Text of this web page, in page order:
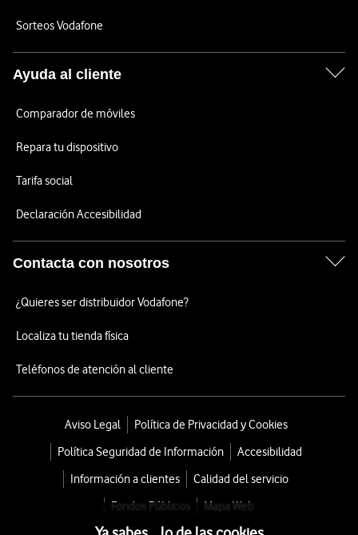
Sorteos Vodafone
Ayuda al cliente
Comparador de móviles
Repara tu dispositivo
Tarifa social
Declaración Accesibilidad
Contacta con nosotros
¿Quieres ser distribuidor Vodafone?
Localiza tu tienda física
Teléfonos de atención al cliente
Aviso Legal
Política de Privacidad y Cookies
Política Seguridad de Información
Accesibilidad
Información a clientes
Calidad del servicio
Fondos Públicos
Mapa Web